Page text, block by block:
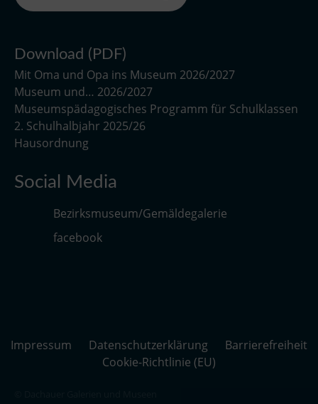
Download (PDF)
Mit Oma und Opa ins Museum 2026/2027
Museum und… 2026/2027
Museumspädagogisches Programm für Schulklassen
2. Schulhalbjahr 2025/26
Hausordnung
Social Media
Bezirksmuseum/Gemäldegalerie
facebook
Impressum Datenschutzerklärung
Barrierefreiheit
Cookie-Richtlinie (EU)